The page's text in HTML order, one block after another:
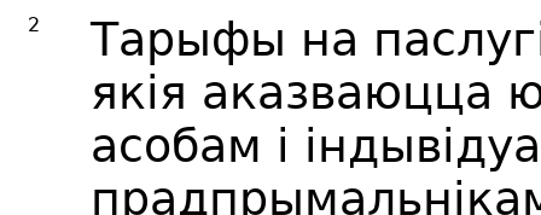
2
Тарыфы на
якія аказваюцца
асобам і